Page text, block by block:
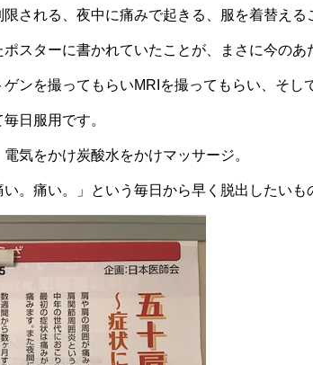
される、夜中に痛みで起きる、服を着替える
スターに書かれていたことが、まさに今のあ
ンを撮ってもらいMRIを撮ってもらい、そし
日服用です。
気をかけ炭酸水をかけマッサージ。
。痛い。」という毎日から早く脱出したいも